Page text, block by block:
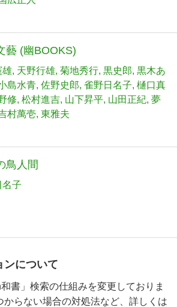
藝 (幽BOOKS)
雄 天野行雄 菊地秀行 黒史郎 黒木あ
島水青 佐野史郎 雀野日名子 樋口真
修 松村進吉 山下昇平 山田正紀 夢
村萬壱 東雅夫
鳥人間
名子
ンについて
書」検索の仕組みを変更しておりま
からない場合の対処法など、詳しくは